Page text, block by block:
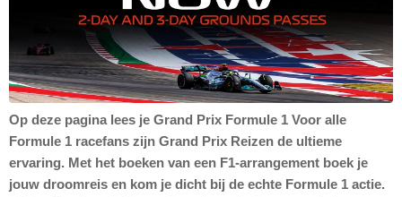
Op deze pagina lees je Grand Prix Formule 1 Voor alle
Formule 1 racefans zijn Grand Prix Reizen de ultieme
ervaring. Met het boeken van een F1-arrangement boek je
jouw droomreis en kom je dicht bij de echte Formule 1 actie.